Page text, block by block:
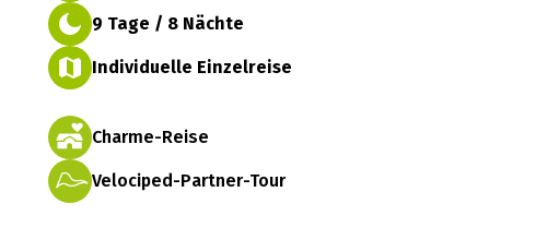
9 Tage / 8 Nächte
Individuelle Einzelreise
Charme-Reise
Velociped-Partner-Tour